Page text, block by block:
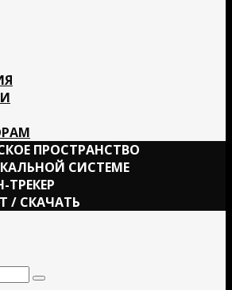
ПРОСТРАНСТВО
СИСТЕМЕ
/ СКАЧАТЬ
Type